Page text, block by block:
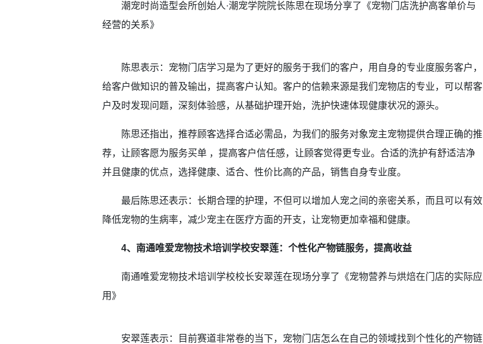
潮宠时尚造型会所创始人·潮宠学院院长陈思在现场分享了《宠物门店洗护高客单价与
经营的关系》
陈思表示：宠物门店学习是为了更好的服务于我们的客户，用自身的专业度服务客户，
给客户做知识的普及输出，提高客户认知。客户的信赖来源是我们宠物店的专业，可以帮客
户及时发现问题，深刻体验感，从基础护理开始，洗护快速体现健康状况的源头。
陈思还指出，推荐顾客选择合适必需品，为我们的服务对象宠主宠物提供合理正确的推
荐，让顾客愿为服务买单 ，提高客户信任感，让顾客觉得更专业。合适的洗护有舒适洁净
并且健康的优点，选择健康、适合、性价比高的产品，销售自身专业度。
最后陈思还表示：长期合理的护理，不但可以增加人宠之间的亲密关系，而且可以有效
降低宠物的生病率，减少宠主在医疗方面的开支，让宠物更加幸福和健康。
4、南通唯爱宠物技术培训学校安翠莲：个性化产物链服务，提高收益
南通唯爱宠物技术培训学校校长安翠莲在现场分享了《宠物营养与烘焙在门店的实际应
用》
安翠莲表示：目前赛道非常卷的当下，宠物门店怎么在自己的领域找到个性化的产物链